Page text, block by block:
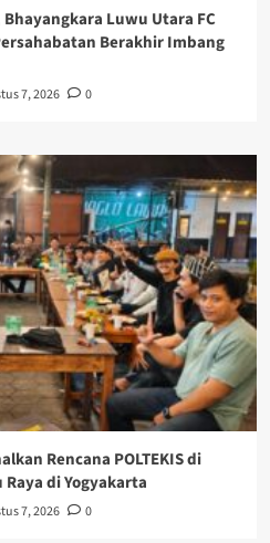
Luwu Utara FC
Berakhir Imbang
7, 2026 0
Rencana POLTEKIS di
di Yogyakarta
7, 2026 0